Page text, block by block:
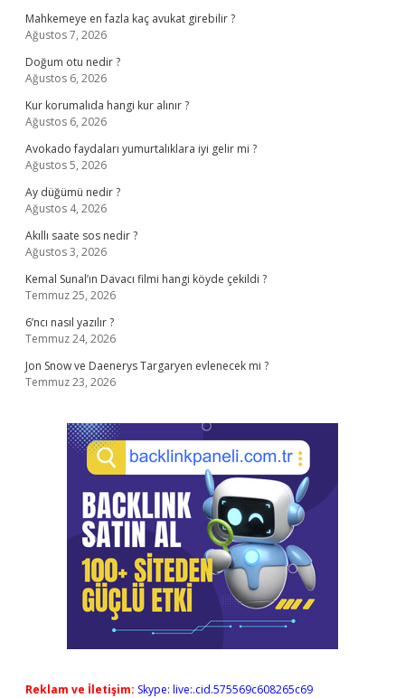
Mahkemeye en fazla kaç avukat girebilir ?
Ağustos 7, 2026
Doğum otu nedir ?
Ağustos 6, 2026
Kur korumalıda hangi kur alınır ?
Ağustos 6, 2026
Avokado faydaları yumurtalıklara iyi gelir mi ?
Ağustos 5, 2026
Ay düğümü nedir ?
Ağustos 4, 2026
Akıllı saate sos nedir ?
Ağustos 3, 2026
Kemal Sunal’ın Davacı filmi hangi köyde çekildi ?
Temmuz 25, 2026
6’ncı nasıl yazılır ?
Temmuz 24, 2026
Jon Snow ve Daenerys Targaryen evlenecek mi ?
Temmuz 23, 2026
Reklam ve İletişim: Skype: live:.cid.575569c608265c69